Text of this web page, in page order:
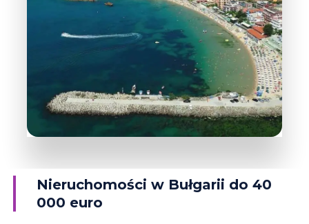
Rawda
Nieruchomości w Bułgarii do 40
000 euro